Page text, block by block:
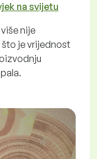
na svijetu
nije
je vrijednost